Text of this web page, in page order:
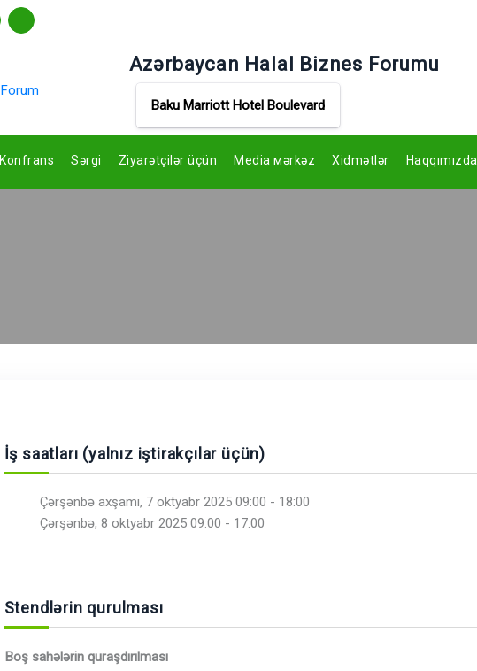
Azərbaycan Halal Biznes Forumu
Baku Marriott Hotel Boulevard
Konfrans Sərgi Ziyarətçilər üçün Media мərkəz Xidmətlər Haqqımızda
İş saatları (yalnız iştirakçılar üçün)
Çərşənbə axşamı, 7 oktyabr 2025 09:00 - 18:00
Çərşənbə, 8 oktyabr 2025 09:00 - 17:00
Stendlərin qurulması
Boş sahələrin quraşdırılması